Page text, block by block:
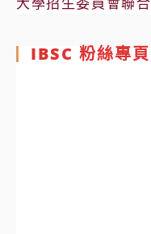
IBSC 粉絲專頁